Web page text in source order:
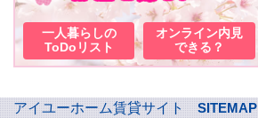
一人暮らしの
ToDoリスト
オンライン内見
できる？
アイユーホーム賃貸サイト
SITEMAP